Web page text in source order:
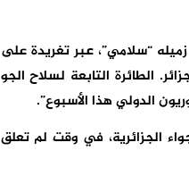
“سلامي”، عبر تغريدة على
الطائرة التابعة لسلاح الجو
الجزائرية، في وقت لم تعلق